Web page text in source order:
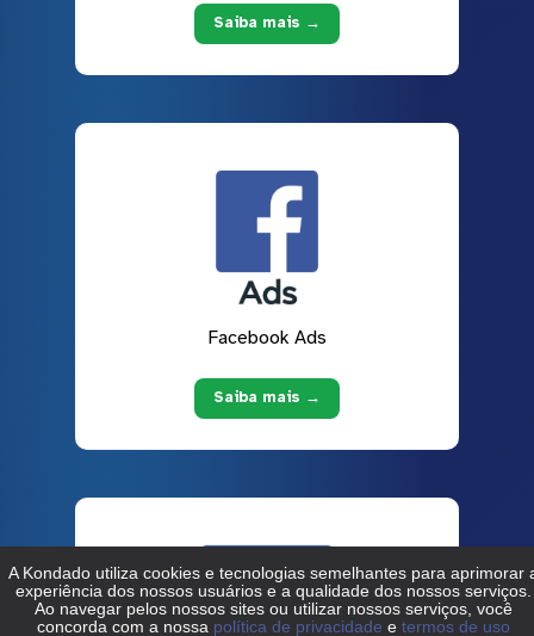
Saiba mais →
Facebook Ads
Saiba mais →